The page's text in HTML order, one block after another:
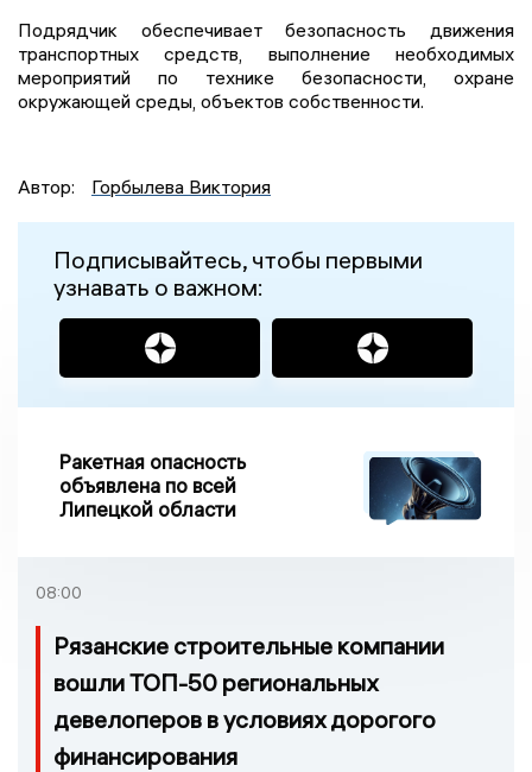
Подрядчик обеспечивает безопасность движения
транспортных средств, выполнение необходимых
мероприятий по технике безопасности, охране
окружающей среды, объектов собственности.
Автор: Горбылева Виктория
Подписывайтесь, чтобы первыми
узнавать о важном:
Ракетная опасность
объявлена по всей
Липецкой области
08:00
Рязанские строительные компании
вошли ТОП-50 региональных
девелоперов в условиях дорогого
финансирования